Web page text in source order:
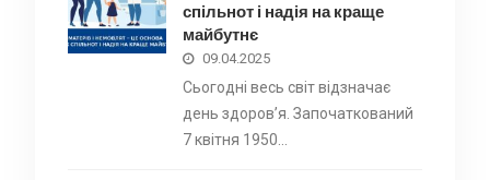
спільнот і надія на краще
майбутнє
09.04.2025
Сьогодні весь світ відзначає
день здоров’я. Започаткований
7 квітня 1950…